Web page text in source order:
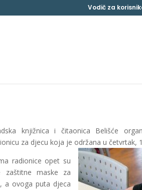
Vodič za
knjižnica i čitaonica Belišće
za djecu koja je održana u četvrtak,
radionice opet su
zaštitne maske za
a ovoga puta djeca